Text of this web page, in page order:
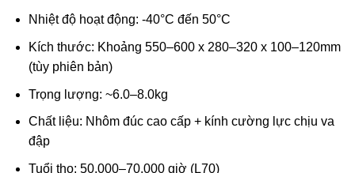
Nhiệt độ hoạt động: -40°C đến 50°C
Kích thước: Khoảng 550–600 x 280–320 x 100–120mm
(tùy phiên bản)
Trọng lượng: ~6.0–8.0kg
Chất liệu: Nhôm đúc cao cấp + kính cường lực chịu va
đập
Tuổi thọ: 50.000–70.000 giờ (L70)